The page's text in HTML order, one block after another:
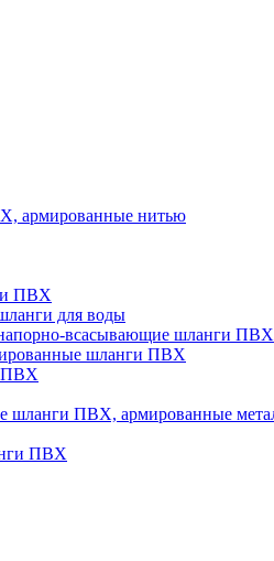
армированные нитью
ПВХ
для воды
всасывающие шланги ПВХ
шланги ПВХ
ПВХ
шланги ПВХ, армированные
ПВХ